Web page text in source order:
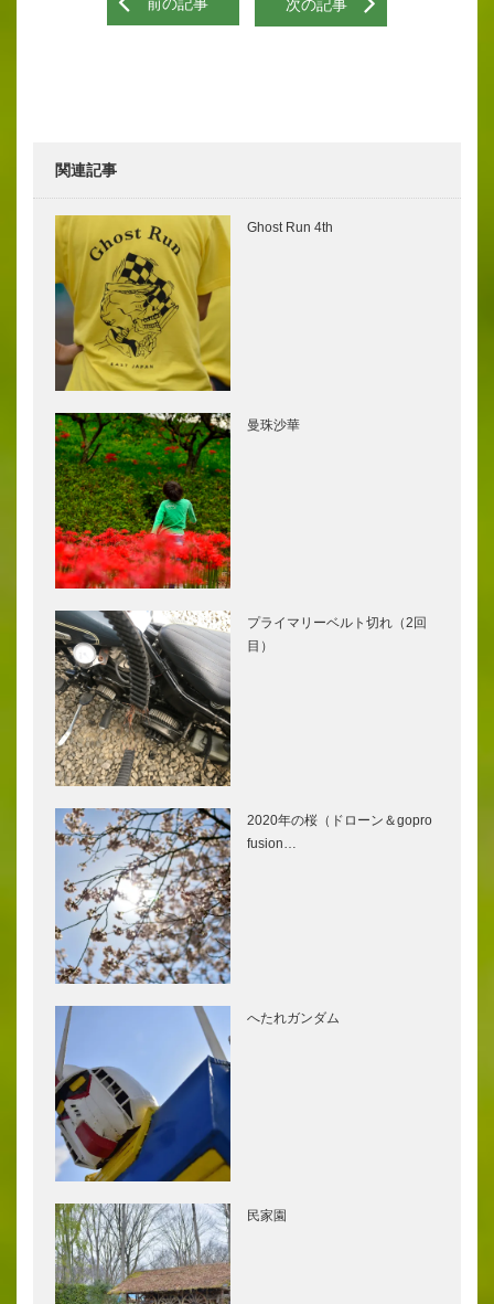
次の記事
関連記事
Ghost Run 4th
曼珠沙華
プライマリーベルト切れ（2回
目）
2020年の桜（ドローン＆gopro
fusion…
へたれガンダム
民家園